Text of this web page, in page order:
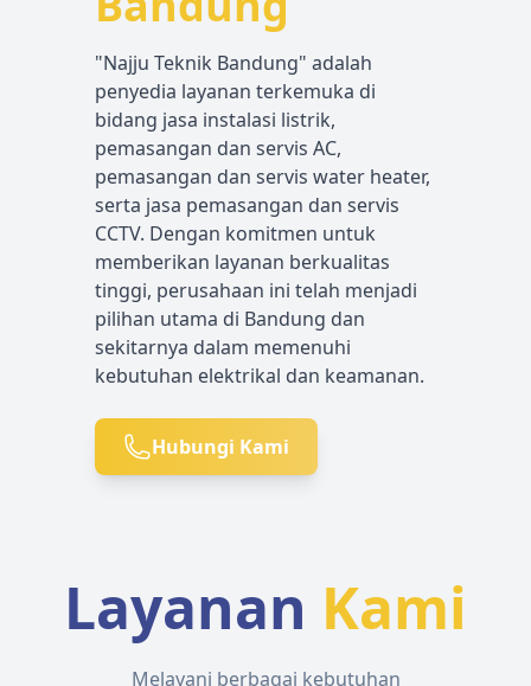
"Najju Teknik Bandung" adalah
penyedia layanan terkemuka di
bidang jasa instalasi listrik,
pemasangan dan servis AC,
pemasangan dan servis water heater,
serta jasa pemasangan dan servis
CCTV. Dengan komitmen untuk
memberikan layanan berkualitas
tinggi, perusahaan ini telah menjadi
pilihan utama di Bandung dan
sekitarnya dalam memenuhi
kebutuhan elektrikal dan keamanan.
Hubungi Kami
Layanan Kami
Melayani berbagai kebutuhan